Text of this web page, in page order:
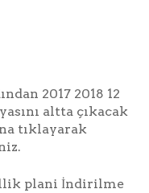
2017 2018 12
altta çıkacak
tıklayarak
plani İndirilme